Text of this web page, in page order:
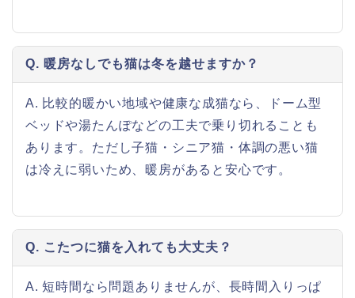
Q. 暖房なしでも猫は冬を越せますか？
A. 比較的暖かい地域や健康な成猫なら、ドーム型
ベッドや湯たんぽなどの工夫で乗り切れることも
あります。ただし子猫・シニア猫・体調の悪い猫
は冷えに弱いため、暖房があると安心です。
Q. こたつに猫を入れても大丈夫？
A. 短時間なら問題ありませんが、長時間入りっぱ